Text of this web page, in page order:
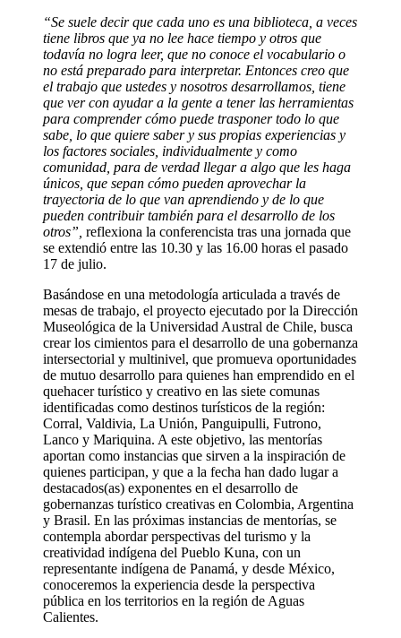
“Se suele decir que cada uno es una biblioteca, a veces
tiene libros que ya no lee hace tiempo y otros que
todavía no logra leer, que no conoce el vocabulario o
no está preparado para interpretar. Entonces creo que
el trabajo que ustedes y nosotros desarrollamos, tiene
que ver con ayudar a la gente a tener las herramientas
para comprender cómo puede trasponer todo lo que
sabe, lo que quiere saber y sus propias experiencias y
los factores sociales, individualmente y como
comunidad, para de verdad llegar a algo que les haga
únicos, que sepan cómo pueden aprovechar la
trayectoria de lo que van aprendiendo y de lo que
pueden contribuir también para el desarrollo de los
otros”, reflexiona la conferencista tras una jornada que
se extendió entre las 10.30 y las 16.00 horas el pasado
17 de julio.
Basándose en una metodología articulada a través de
mesas de trabajo, el proyecto ejecutado por la Dirección
Museológica de la Universidad Austral de Chile, busca
crear los cimientos para el desarrollo de una gobernanza
intersectorial y multinivel, que promueva oportunidades
de mutuo desarrollo para quienes han emprendido en el
quehacer turístico y creativo en las siete comunas
identificadas como destinos turísticos de la región:
Corral, Valdivia, La Unión, Panguipulli, Futrono,
Lanco y Mariquina. A este objetivo, las mentorías
aportan como instancias que sirven a la inspiración de
quienes participan, y que a la fecha han dado lugar a
destacados(as) exponentes en el desarrollo de
gobernanzas turístico creativas en Colombia, Argentina
y Brasil. En las próximas instancias de mentorías, se
contempla abordar perspectivas del turismo y la
creatividad indígena del Pueblo Kuna, con un
representante indígena de Panamá, y desde México,
conoceremos la experiencia desde la perspectiva
pública en los territorios en la región de Aguas
Calientes.